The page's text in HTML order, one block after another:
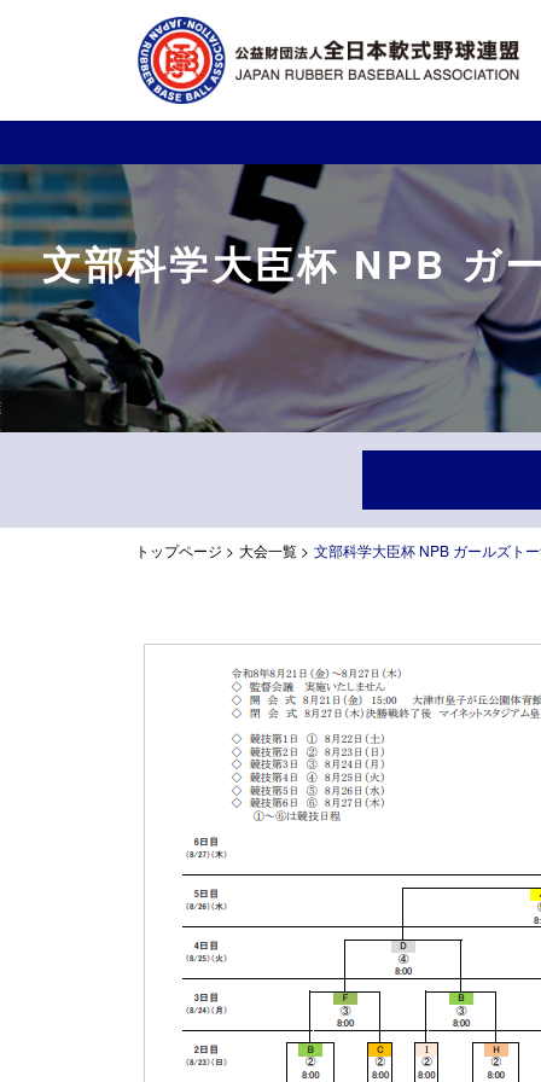
文部科学大臣杯 NPB ガ
トップページ > 大会一覧 > 文部科学大臣杯 NPB ガールズト